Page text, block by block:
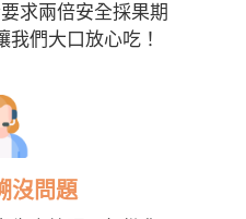
求兩倍安全採果期
我們大口放心吃！
沒問題